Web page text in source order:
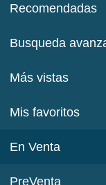
Recomendadas
Busqueda
Más vistas
Mis favoritos
En Venta
PreVenta